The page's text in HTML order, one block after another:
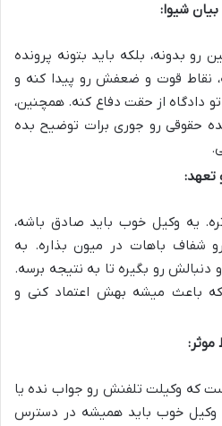
شیوا:
رو بدونه، بلکه باید بتونه پرونده
نقاط قوت و ضعفش رو پیدا کنه و
دادگاه از حقت دفاع کنه. همچنین،
حقوقی رو جوری برات توضیح بده
تعهد:
یه وکیل خوب باید صادق باشه،
شفاف باهات در میون بذاره. به
دنبالش رو بگیره تا به نتیجه برسه.
باعث میشه بهش اعتماد کنی و
موثر:
که وکیلت تلفنش رو جواب نده یا
وکیل خوب باید همیشه در دسترس